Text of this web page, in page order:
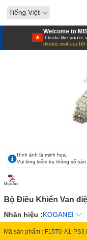
Tiếng Việt
Welcome to
It looks like you’re
please visit our US
Hình ảnh là minh họa.
Vui lòng kiểm tra thông số
Mục lục
Bộ Điều Khiển Van
Nhãn hiệu :KOGANEI
Mã sản phẩm : F15T0-A1-PS3